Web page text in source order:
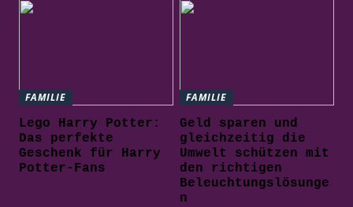
FAMILIE
Lego Harry Potter:
Das perfekte
Geschenk für Harry
Potter-Fans
FAMILIE
Geld sparen und
gleichzeitig die
Umwelt schützen mit
den richtigen
Beleuchtungslösunge
n